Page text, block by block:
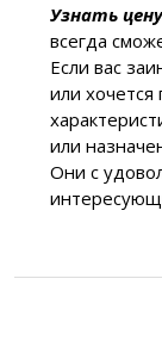
Узнать
всегда
Если вас
или
или
Они с